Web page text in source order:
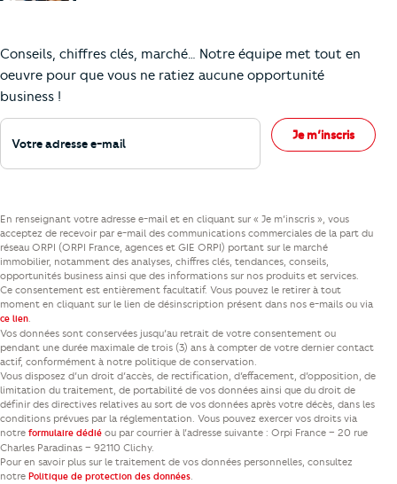
Conseils, chiffres clés, marché… Notre équipe met tout en
oeuvre pour que vous ne ratiez aucune opportunité
business !
Votre adresse e-mail
Je m’inscris
En renseignant votre adresse e-mail et en cliquant sur « Je m’inscris », vous
acceptez de recevoir par e-mail des communications commerciales de la part du
réseau ORPI (ORPI France, agences et GIE ORPI) portant sur le marché
immobilier, notamment des analyses, chiffres clés, tendances, conseils,
opportunités business ainsi que des informations sur nos produits et services.
Ce consentement est entièrement facultatif. Vous pouvez le retirer à tout
moment en cliquant sur le lien de désinscription présent dans nos e-mails ou via
ce lien.
Vos données sont conservées jusqu’au retrait de votre consentement ou
pendant une durée maximale de trois (3) ans à compter de votre dernier contact
actif, conformément à notre politique de conservation.
Vous disposez d’un droit d’accès, de rectification, d’effacement, d’opposition, de
limitation du traitement, de portabilité de vos données ainsi que du droit de
définir des directives relatives au sort de vos données après votre décès, dans les
conditions prévues par la réglementation. Vous pouvez exercer vos droits via
notre formulaire dédié ou par courrier à l’adresse suivante : Orpi France – 20 rue
Charles Paradinas – 92110 Clichy.
Pour en savoir plus sur le traitement de vos données personnelles, consultez
notre Politique de protection des données.